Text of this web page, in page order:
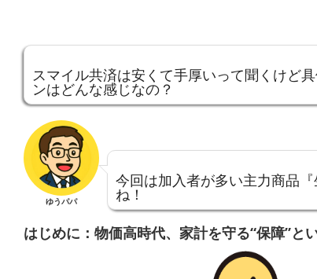
スマイル共済は安くて手厚いって聞くけど
ンはどんな感じなの？
ゆうパパ
今回は加入者が多い主力商品
ね！
はじめに：物価高時代、家計を守る“保障”と